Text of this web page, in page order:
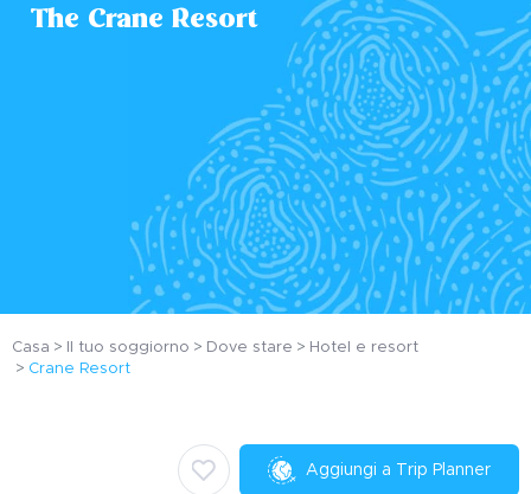
The Crane Resort
Casa Il tuo soggiorno Dove stare
Hotel e resort
Crane Resort
Aggiungi a Trip Planner